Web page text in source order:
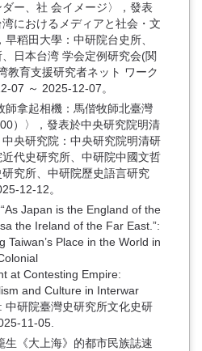
ー、社 会イメージ〉，發表
におけるメディアと社会・文
稻田大學：中研院台史所、
日本台湾 学会定例研究会(関
教育支援研究者ネット ワーク
07 ～ 2025-12-07。
師拿起相機：馬偕牧師北臺灣
）〉，發表於中央研究院明清
央研究院：中央研究院明清研
代史研究所、中研院中國文哲
究所、中研院歷史語言研究
12-12。
Japan is the England of the
the Ireland of the Far East.”:
Taiwan’s Place in the World in
at Contesting Empire:
and Culture in Interwar
中研院臺灣史研究所文化史研
11-05.
生《大上海》的都市民族誌速